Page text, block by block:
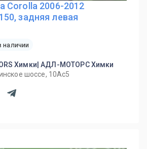
Corolla 2006-2012
задняя левая
наличии
Химки| АДЛ-МОТОРС Химки
шоссе, 10Ас5